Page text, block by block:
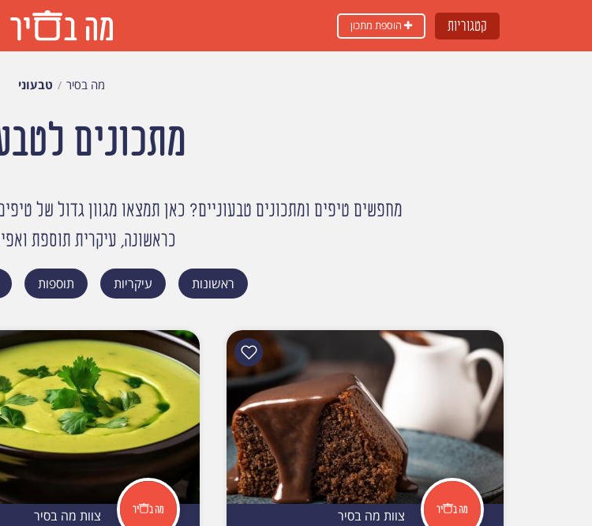
קטגוריות
מה בסיר טבעוני
מתכונים
מחפשים טיפים ומתכונים טבעוניים? כאן תמצאו מגוון גדול של
כראשונה, עיקרית תוספת
ראשונות עיקריות תוספות
צוות מה בסיר צוות מה בסיר